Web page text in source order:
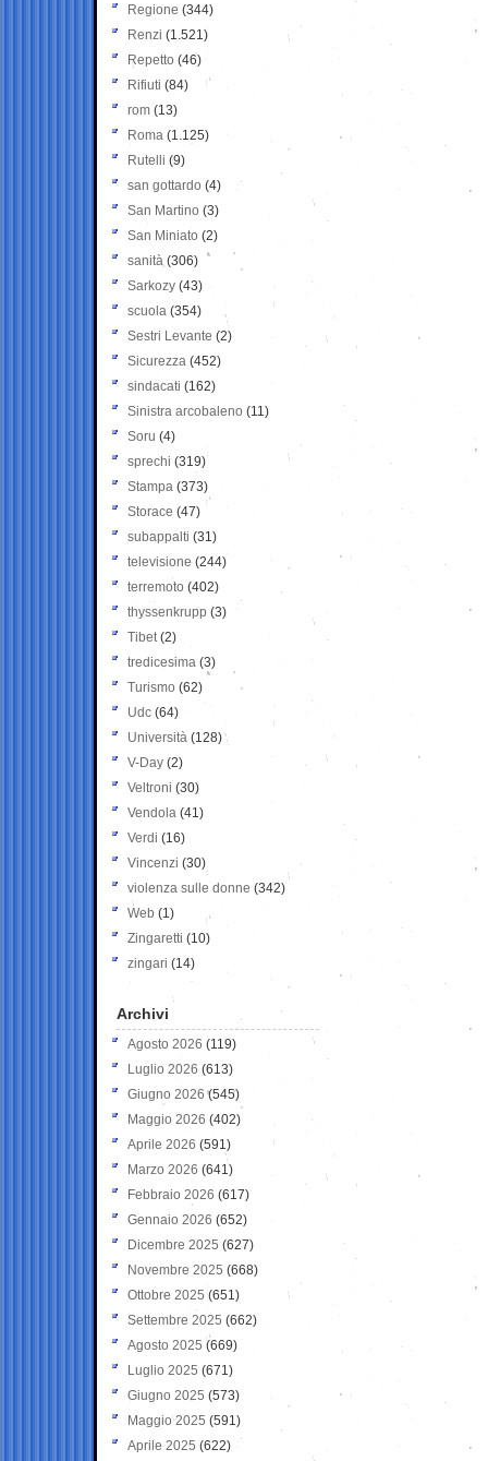
Regione (344)
Renzi (1.521)
Repetto (46)
Rifiuti (84)
rom (13)
Roma (1.125)
Rutelli (9)
san gottardo (4)
San Martino (3)
San Miniato (2)
sanità (306)
Sarkozy (43)
scuola (354)
Sestri Levante (2)
Sicurezza (452)
sindacati (162)
Sinistra arcobaleno (11)
Soru (4)
sprechi (319)
Stampa (373)
Storace (47)
subappalti (31)
televisione(244)
terremoto (402)
thyssenkrupp (3)
Tibet(2)
tredicesima (3)
Turismo (62)
Udc (64)
Università (128)
V-Day (2)
Veltroni (30)
Vendola (41)
Verdi (16)
Vincenzi (30)
violenza sulle donne (342)
Web (1)
Zingaretti (10)
zingari (14)
Archivi
Agosto 2026 (119)
Luglio 2026 (613)
Giugno 2026 (545)
Maggio 2026 (402)
Aprile 2026 (591)
Marzo 2026 (641)
Febbraio 2026 (617)
Gennaio 2026 (652)
Dicembre 2025 (627)
Novembre 2025 (668)
Ottobre 2025 (651)
Settembre 2025 (662)
Agosto 2025 (669)
Luglio 2025 (671)
Giugno 2025 (573)
Maggio 2025 (591)
Aprile 2025 (622)